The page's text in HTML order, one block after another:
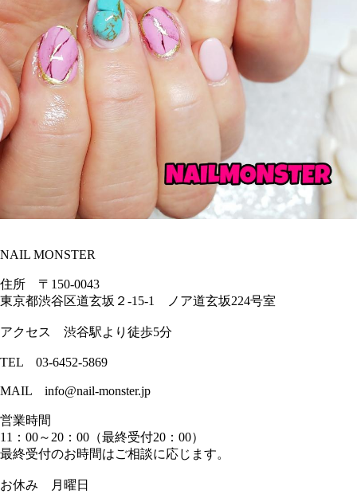
NAIL MONSTER
住所 〒150-0043
東京都渋谷区道玄坂２-15-1 ノア道玄坂224号室
アクセス 渋谷駅より徒歩5分
TEL 03-6452-5869
MAIL info@nail-monster.jp
営業時間
11：00～20：00（最終受付20：00）
最終受付のお時間はご相談に応じます。
お休み 月曜日